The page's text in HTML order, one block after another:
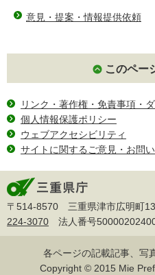
意見・提案・情報提供依頼
このペー
リンク・著作権・免責事項・
個人情報保護ポリシー
ウェブアクセシビリティ
サイトに関するご意見・お問
〒514-8570 三重県津市広明町
224-3070 法人番号
各ページの記載記事、写
Copyright © 2015 Mie